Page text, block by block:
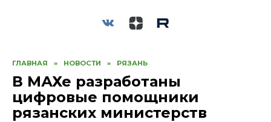
ГЛАВНАЯ » НОВОСТИ » РЯЗАНЬ
В МАХе разработаны
цифровые помощники
рязанских министерств